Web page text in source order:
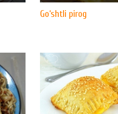
Go‘shtli pirog